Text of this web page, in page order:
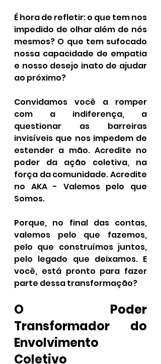
É hora de refletir: o que tem nos
impedido de olhar além de nós
mesmos? O que tem sufocado
nossa capacidade de empatia
e nosso desejo inato de ajudar
ao próximo?
Convidamos você a romper
com a indiferença, a
questionar as barreiras
invisíveis que nos impedem de
estender a mão. Acredite no
poder da ação coletiva, na
força da comunidade. Acredite
no AKA - Valemos pelo que
Somos.
Porque, no final das contas,
valemos pelo que fazemos,
pelo que construímos juntos,
pelo legado que deixamos. E
você, está pronto para fazer
parte dessa transformação?
O Poder
Transformador do
Envolvimento
Coletivo